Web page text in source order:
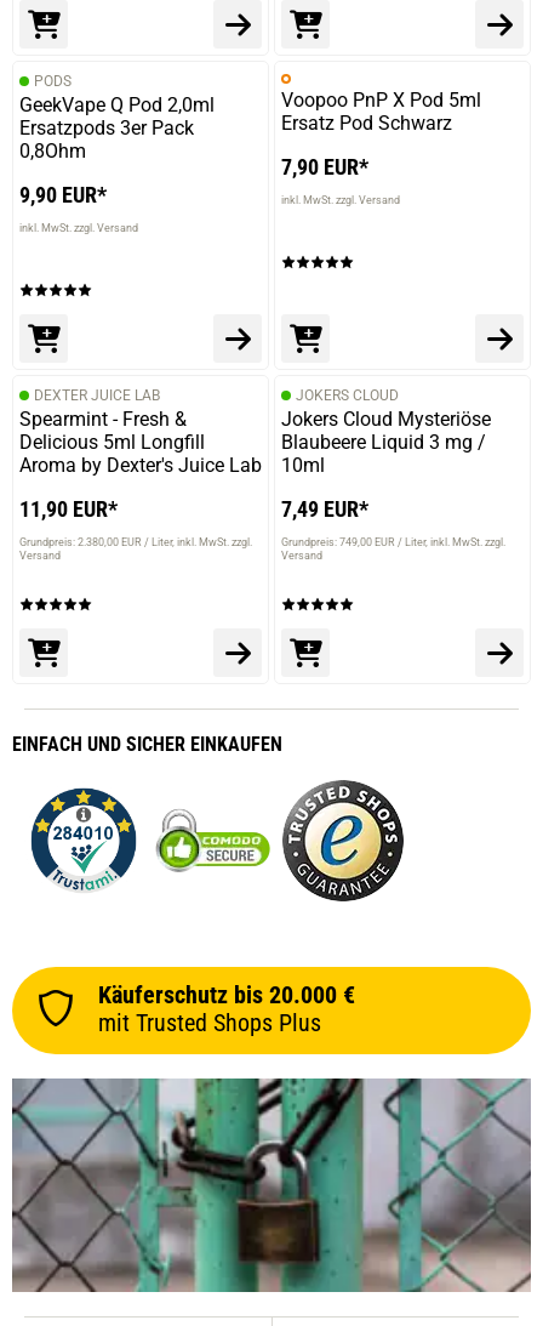
PODS
GeekVape Q Pod 2,0ml
Ersatzpods 3er Pack
0,8Ohm
9,90 EUR*
inkl. MwSt. zzgl. Versand
Voopoo PnP X Pod 5ml
Ersatz Pod Schwarz
7,90 EUR*
inkl. MwSt. zzgl. Versand
DEXTER JUICE LAB
Spearmint - Fresh &
Delicious 5ml Longfill
Aroma by Dexter's Juice Lab
11,90 EUR*
Grundpreis: 2.380,00 EUR / Liter inkl. MwSt. zzgl.
Versand
JOKERS CLOUD
Jokers Cloud Mysteriöse
Blaubeere Liquid 3 mg /
10ml
7,49 EUR*
Grundpreis: 749,00 EUR / Liter inkl. MwSt. zzgl.
Versand
EINFACH UND SICHER EINKAUFEN
Käuferschutz bis 20.000 €
mit Trusted Shops Plus